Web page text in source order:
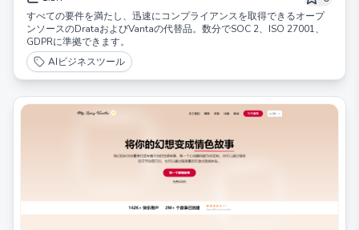
すべての要件を満たし、迅速にコンプライアンスを取得できるオープ
ンソースのDrataおよびVantaの代替品。数分でSOC 2、ISO 27001、
GDPRに準拠できます。
AIビジネスツール